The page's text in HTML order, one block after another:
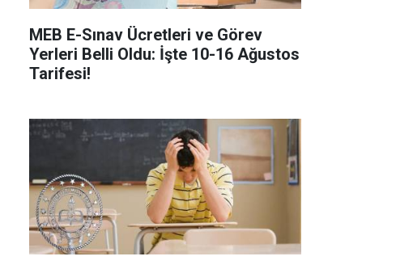
MEB E-Sınav Ücretleri ve Görev
Yerleri Belli Oldu: İşte 10-16 Ağustos
Tarifesi!